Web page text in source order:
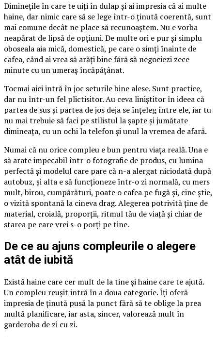
Diminețile în care te uiți în dulap și ai impresia că ai multe
haine, dar nimic care să se lege într-o ținută coerentă, sunt
mai comune decât ne place să recunoaștem. Nu e vorba
neapărat de lipsă de opțiuni. De multe ori e pur și simplu
oboseala aia mică, domestică, pe care o simți înainte de
cafea, când ai vrea să arăți bine fără să negociezi zece
minute cu un umeraș încăpățânat.
Tocmai aici intră în joc seturile bine alese. Sunt practice,
dar nu într-un fel plictisitor. Au ceva liniștitor în ideea că
partea de sus și partea de jos deja se înțeleg între ele, iar tu
nu mai trebuie să faci pe stilistul la șapte și jumătate
dimineața, cu un ochi la telefon și unul la vremea de afară.
Numai că nu orice compleu e bun pentru viața reală. Una e
să arate impecabil într-o fotografie de produs, cu lumina
perfectă și modelul care pare că n-a alergat niciodată după
autobuz, și alta e să funcționeze într-o zi normală, cu mers
mult, birou, cumpărături, poate o cafea pe fugă și, cine știe,
o vizită spontană la cineva drag. Alegerea potrivită ține de
material, croială, proporții, ritmul tău de viață și chiar de
starea pe care vrei s-o porți pe tine.
De ce au ajuns compleurile o alegere
atât de iubită
Există haine care cer mult de la tine și haine care te ajută.
Un compleu reușit intră în a doua categorie. Îți oferă
impresia de ținută pusă la punct fără să te oblige la prea
multă planificare, iar asta, sincer, valorează mult în
garderoba de zi cu zi.